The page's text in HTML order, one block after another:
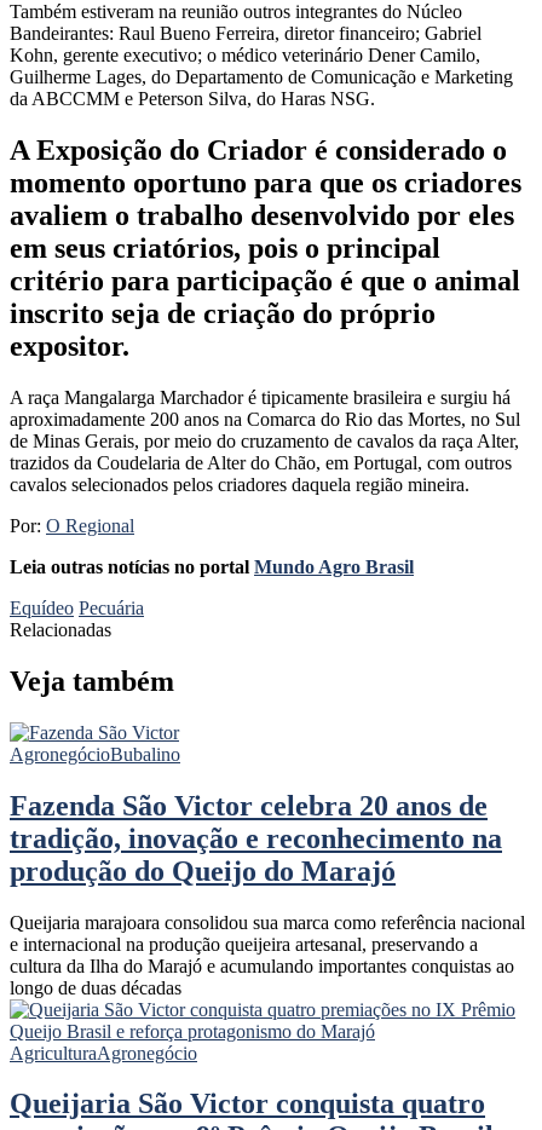
Também estiveram na reunião outros integrantes do Núcleo
Bandeirantes: Raul Bueno Ferreira, diretor financeiro; Gabriel
Kohn, gerente executivo; o médico veterinário Dener Camilo,
Guilherme Lages, do Departamento de Comunicação e Marketing
da ABCCMM e Peterson Silva, do Haras NSG.
A Exposição do Criador é considerado o
momento oportuno para que os criadores
avaliem o trabalho desenvolvido por eles
em seus criatórios, pois o principal
critério para participação é que o animal
inscrito seja de criação do próprio
expositor.
A raça Mangalarga Marchador é tipicamente brasileira e surgiu há
aproximadamente 200 anos na Comarca do Rio das Mortes, no Sul
de Minas Gerais, por meio do cruzamento de cavalos da raça Alter,
trazidos da Coudelaria de Alter do Chão, em Portugal, com outros
cavalos selecionados pelos criadores daquela região mineira.
Por: O Regional
Leia outras notícias no portal Mundo Agro Brasil
Equídeo Pecuária
Relacionadas
Veja também
AgronegócioBubalino
Fazenda São Victor celebra 20 anos de
tradição, inovação e reconhecimento na
produção do Queijo do Marajó
Queijaria marajoara consolidou sua marca como referência nacional
e internacional na produção queijeira artesanal, preservando a
cultura da Ilha do Marajó e acumulando importantes conquistas ao
longo de duas décadas
AgriculturaAgronegócio
Queijaria São Victor conquista quatro